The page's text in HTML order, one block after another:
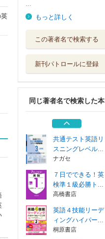
…
もっと詳しく
この著者名で検索する
新刊パトロールに登録
同じ著者名で検索した本
ィングハイパー...
マイウェイ総合英
三省堂
中学英語スーパー
ドリル 中２後期
Ｊリサーチ出版
共通テスト英語リ
スニングレベル...
ナガセ
７日でできる！英
検準１級必勝ト...
高橋書店
英語４技能リーデ
ィングハイパー...
桐原書店